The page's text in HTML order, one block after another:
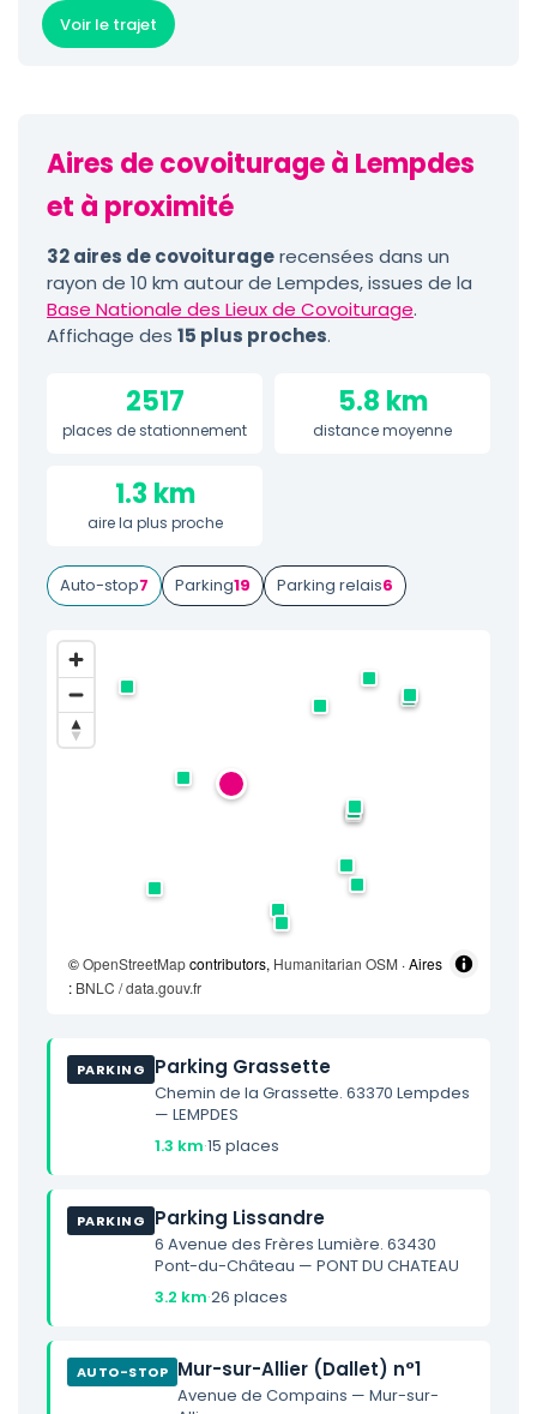
Voir le trajet
Aires de covoiturage à Lempdes
et à proximité
32 aires de covoituragerecensées dans un
rayon de 10 km autour de Lempdes, issues de la
Base Nationale des Lieux de Covoiturage.
Affichage des 15 plus proches.
2517
places de stationnement
5.8 km
distance moyenne
1.3 km
aire la plus proche
Auto-stop7 Parking19 Parking relais6
©OpenStreetMapcontributors, Humanitarian OSM · Aires
: BNLC / data.gouv.fr
PARKING Parking Grassette
Chemin de la Grassette. 63370 Lempdes
— LEMPDES
1.3 km·15 places
PARKING Parking Lissandre
6 Avenue des Frères Lumière. 63430
Pont-du-Château — PONT DU CHATEAU
3.2 km·26 places
AUTO-STOP Mur-sur-Allier (Dallet) n°1
Avenue de Compains — Mur-sur-